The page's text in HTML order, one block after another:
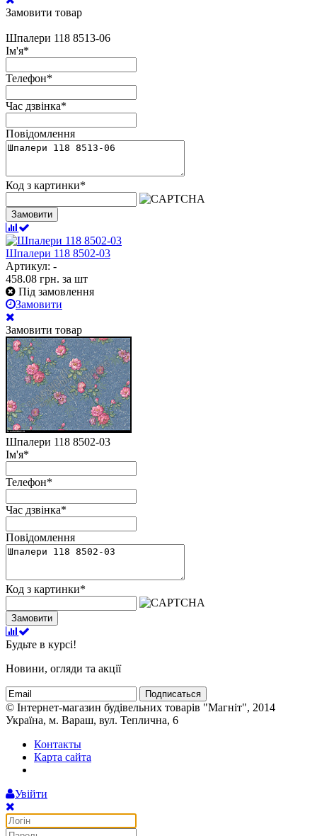
Замовити товар
Шпалери 118 8513-06
Ім'я*
Телефон*
Час дзвінка*
Повідомлення
Код з картинки*
Замовити
Шпалери 118 8502-03
Артикул: -
458.08 грн. за шт
Під замовлення
Замовити
Замовити товар
Шпалери 118 8502-03
Ім'я*
Телефон*
Час дзвінка*
Повідомлення
Код з картинки*
Замовити
Будьте в курсі!
Новини, огляди та акції
Подписаться
© Інтернет-магазин будівельних товарів "Магніт", 2014
Україна, м. Вараш, вул. Теплична, 6
Контакты
Карта сайта
Увійти